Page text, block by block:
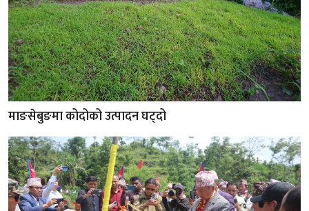
माङसेबुङमा कोदोको उत्पादन घट्दो